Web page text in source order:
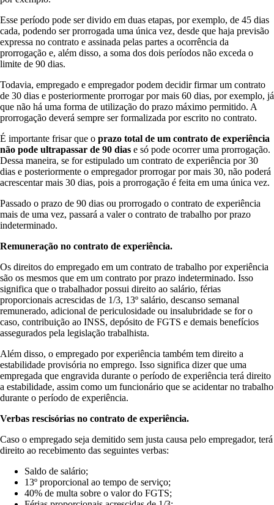
Esse período pode ser divido em duas etapas, por exemplo, de 45 dias
cada, podendo ser prorrogada uma única vez, desde que haja previsão
expressa no contrato e assinada pelas partes a ocorrência da
prorrogação e, além disso, a soma dos dois períodos não exceda o
limite de 90 dias.
Todavia, empregado e empregador podem decidir firmar um contrato
de 30 dias e posteriormente prorrogar por mais 60 dias, por exemplo, já
que não há uma forma de utilização do prazo máximo permitido. A
prorrogação deverá sempre ser formalizada por escrito no contrato.
É importante frisar que o prazo total de um contrato de experiência
não pode ultrapassar de 90 dias e só pode ocorrer uma prorrogação.
Dessa maneira, se for estipulado um contrato de experiência por 30
dias e posteriormente o empregador prorrogar por mais 30, não poderá
acrescentar mais 30 dias, pois a prorrogação é feita em uma única vez.
Passado o prazo de 90 dias ou prorrogado o contrato de experiência
mais de uma vez, passará a valer o contrato de trabalho por prazo
indeterminado.
Remuneração no contrato de experiência.
Os direitos do empregado em um contrato de trabalho por experiência
são os mesmos que em um contrato por prazo indeterminado. Isso
significa que o trabalhador possui direito ao salário, férias
proporcionais acrescidas de 1/3, 13º salário, descanso semanal
remunerado, adicional de periculosidade ou insalubridade se for o
caso, contribuição ao INSS, depósito de FGTS e demais benefícios
assegurados pela legislação trabalhista.
Além disso, o empregado por experiência também tem direito a
estabilidade provisória no emprego. Isso significa dizer que uma
empregada que engravida durante o período de experiência terá direito
a estabilidade, assim como um funcionário que se acidentar no trabalho
durante o período de experiência.
Verbas rescisórias no contrato de experiência.
Caso o empregado seja demitido sem justa causa pelo empregador, terá
direito ao recebimento das seguintes verbas:
Saldo de salário;
13º proporcional ao tempo de serviço;
40% de multa sobre o valor do FGTS;